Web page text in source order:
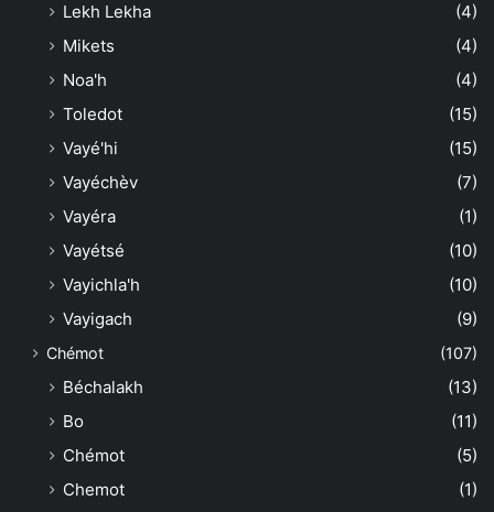
Lekh Lekha
(4)
Mikets
(4)
Noa'h
(4)
Toledot
(15)
Vayé'hi
(15)
Vayéchèv
(7)
Vayéra
(1)
Vayétsé
(10)
Vayichla'h
(10)
Vayigach
(9)
Chémot (107)
Béchalakh
(13)
Bo
(11)
Chémot
(5)
Chemot
(1)